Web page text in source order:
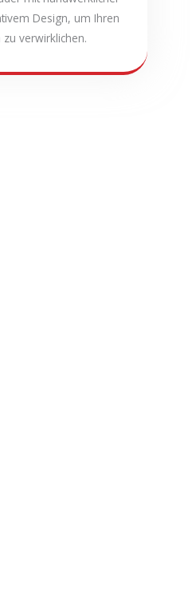
Design, um Ihren
verwirklichen.